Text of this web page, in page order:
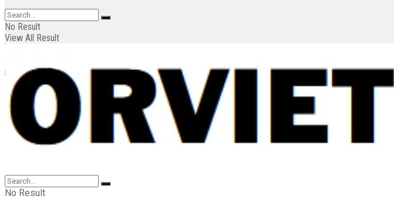
No Result
View All Result
No Result